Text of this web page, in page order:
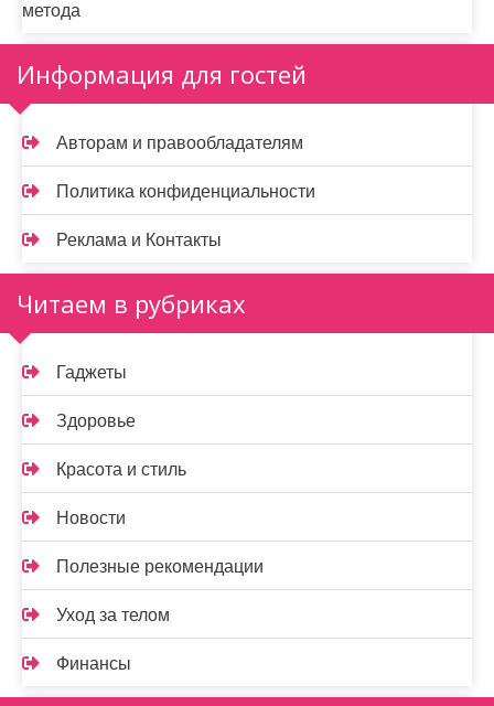
метода
Информация для гостей
Авторам и правообладателям
Политика конфиденциальности
Реклама и Контакты
Читаем в рубриках
Гаджеты
Здоровье
Красота и стиль
Новости
Полезные рекомендации
Уход за телом
Финансы